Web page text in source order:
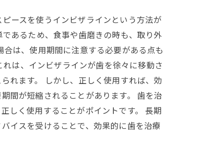
ースを使うインビザラインという方法が
あるため、食事や歯磨きの時も、取り外
は、使用期間に注意する必要がある点も
は、インビザラインが歯を徐々に移動さ
れます。 しかし、正しく使用すれば、効
間が短縮されることがあります。 歯を治
しく使用することがポイントです。 長期
イスを受けることで、効果的に歯を治療